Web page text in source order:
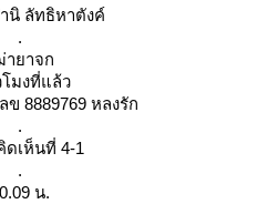
นิ ลัทธิหาตังค์
.
ายาจก
มงที่แล้ว
ข 8889769 หลงรัก
.
ดเห็นที่ 4-1
.
น.